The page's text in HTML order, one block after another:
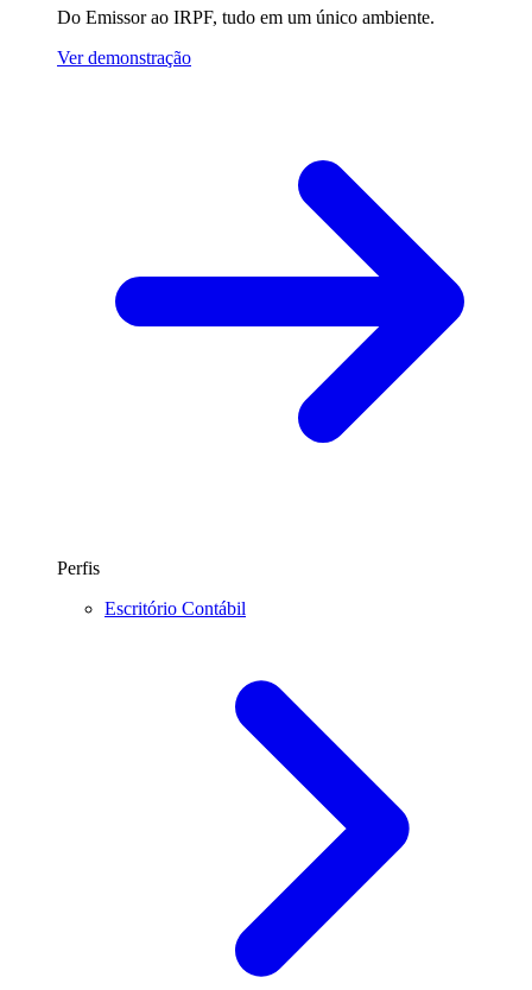
Do Emissor ao IRPF, tudo em um único ambiente.
Ver demonstração
Perfis
Escritório Contábil